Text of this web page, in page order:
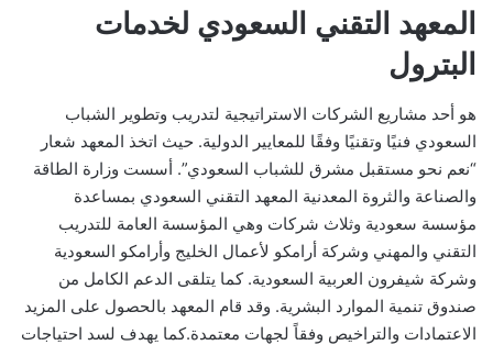
المعهد التقني السعودي لخدمات
البترول
هو أحد مشاريع الشركات الاستراتيجية لتدريب وتطوير الشباب
السعودي فنيًا وتقنيًا وفقًا للمعايير الدولية. حيث اتخذ المعهد شعار
“نعم نحو مستقبل مشرق للشباب السعودي”. أسست وزارة الطاقة
والصناعة والثروة المعدنية المعهد التقني السعودي بمساعدة
مؤسسة سعودية وثلاث شركات وهي المؤسسة العامة للتدريب
التقني والمهني وشركة أرامكو لأعمال الخليج وأرامكو السعودية
وشركة شيفرون العربية السعودية. كما يتلقى الدعم الكامل من
صندوق تنمية الموارد البشرية. وقد قام المعهد بالحصول على المزيد
الاعتمادات والتراخيص وفقاً لجهات معتمدة.كما يهدف لسد احتياجات